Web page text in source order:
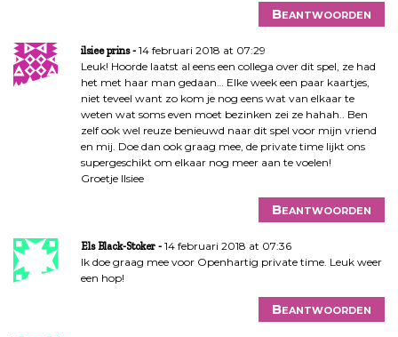
g
a
t
Beantwoorden
ilsiee prins
14 februari 2018 at 07:29
Leuk! Hoorde laatst al eens een collega over dit spel, ze had
het met haar man gedaan… Elke week een paar kaartjes,
niet teveel want zo kom je nog eens wat van elkaar te
weten wat soms even moet bezinken zei ze hahah.. Ben
zelf ook wel reuze benieuwd naar dit spel voor mijn vriend
en mij. Doe dan ook graag mee, de private time lijkt ons
supergeschikt om elkaar nog meer aan te voelen!
Groetje Ilsiee
Beantwoorden
Els Black-Stoker
14 februari 2018 at 07:36
Ik doe graag mee voor Openhartig private time. Leuk weer
een hop!
Beantwoorden